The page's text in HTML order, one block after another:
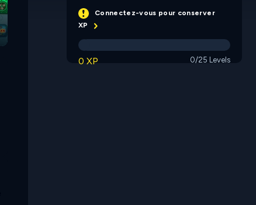
Connectez-vous pour conserver
XP
0 XP 0/25 Levels